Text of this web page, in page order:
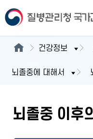
건강정보
뇌졸중에 대해서
뇌졸중 이후